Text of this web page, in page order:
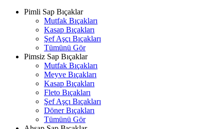
Pimli Sap Bıçaklar
Mutfak Bıçakları
Kasap Bıçakları
Şef Aşçı Bıçakları
Tümünü Gör
Pimsiz Sap Bıçaklar
Mutfak Bıçakları
Meyve Bıçakları
Kasap Bıçakları
Fleto Bıçakları
Şef Aşçı Bıçakları
Döner Bıçakları
Tümünü Gör